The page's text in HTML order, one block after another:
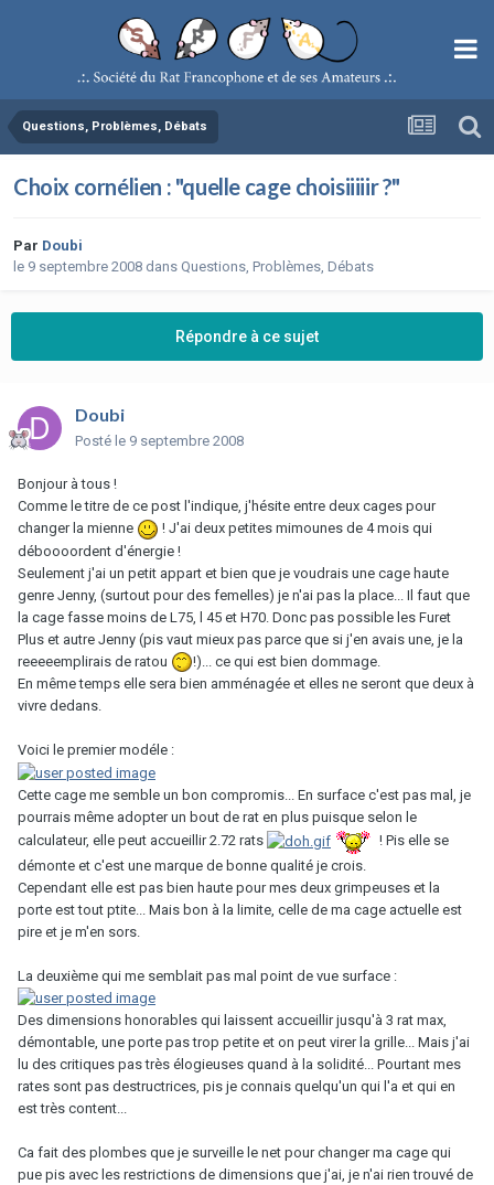
Questions, Problèmes, Débats
Choix cornélien : "quelle cage choisiiiiir ?"
Par Doubi
le 9 septembre 2008 dans Questions, Problèmes, Débats
Répondre à ce sujet
Doubi
Posté le 9 septembre 2008
Bonjour à tous !
Comme le titre de ce post l'indique, j'hésite entre deux cages pour
changer la mienne
! J'ai deux petites mimounes de 4 mois qui
déboooordent d'énergie !
Seulement j'ai un petit appart et bien que je voudrais une cage haute
genre Jenny, (surtout pour des femelles) je n'ai pas la place... Il faut que
la cage fasse moins de L75, l 45 et H70. Donc pas possible les Furet
Plus et autre Jenny (pis vaut mieux pas parce que si j'en avais une, je la
reeeeemplirais de ratou
!)... ce qui est bien dommage.
En même temps elle sera bien amménagée et elles ne seront que deux à
vivre dedans.
Voici le premier modéle :
Cette cage me semble un bon compromis... En surface c'est pas mal, je
pourrais même adopter un bout de rat en plus puisque selon le
calculateur, elle peut accueillir 2.72 rats
! Pis elle se
démonte et c'est une marque de bonne qualité je crois.
Cependant elle est pas bien haute pour mes deux grimpeuses et la
porte est tout ptite... Mais bon à la limite, celle de ma cage actuelle est
pire et je m'en sors.
La deuxième qui me semblait pas mal point de vue surface :
Des dimensions honorables qui laissent accueillir jusqu'à 3 rat max,
démontable, une porte pas trop petite et on peut virer la grille... Mais j'ai
lu des critiques pas très élogieuses quand à la solidité... Pourtant mes
rates sont pas destructrices, pis je connais quelqu'un qui l'a et qui en
est très content...
Ca fait des plombes que je surveille le net pour changer ma cage qui
pue pis avec les restrictions de dimensions que j'ai, je n'ai rien trouvé de